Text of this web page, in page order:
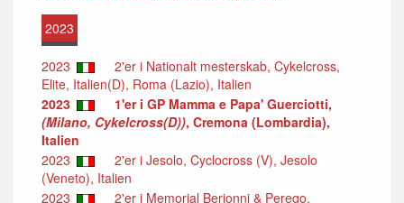
2023
2023
2'er i Nationalt mesterskab, Cykelcross,
Elite, Italien(D), Roma (Lazio), Italien
2023
1'er i GP Mamma e Papa' Guerciotti,
(Milano, Cykelcross(D)), Cremona (Lombardia),
Italien
2023
2'er i Jesolo, Cyclocross (V), Jesolo
(Veneto), Italien
2023
2'er i Memorial Berionni & Perego,